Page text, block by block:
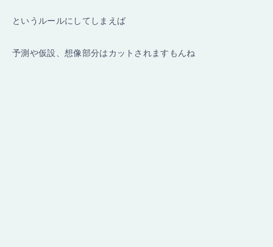
というルールにしてしまえば
予測や仮設、想像部分はカットされますもんね